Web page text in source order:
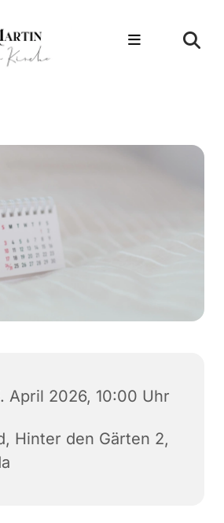
April 2026, 10:00 Uhr
Hinter den Gärten 2,